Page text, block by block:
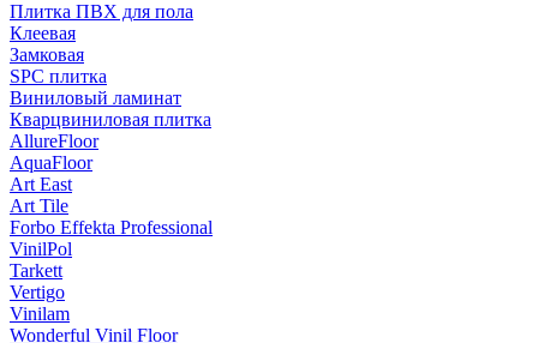
Плитка ПВХ для пола
Клеевая
Замковая
SPC плитка
Виниловый ламинат
Кварцвиниловая плитка
AllureFloor
AquaFloor
Art East
Art Tile
Forbo Effekta Professional
VinilPol
Tarkett
Vertigo
Vinilam
Wonderful Vinil Floor